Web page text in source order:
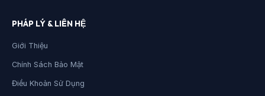
PHÁP LÝ & LIÊN HỆ
Giới Thiệu
Chính Sách Bảo Mật
Điều Khoản Sử Dụng